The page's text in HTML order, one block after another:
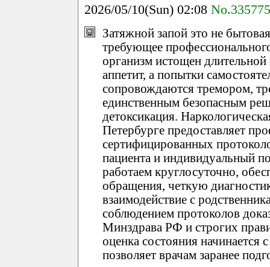
2026/05/10(Sun) 02:08 No.335775
Затяжной запой это не
требующее
организм истощен длительной
аппетит, а попытки
сопровождаются тремором,
единственным безопасным
детоксикация.
Петербурге предоставляет
сертифицированных
пациента и индивидуальный
работаем круглосуточно,
обращения, четкую
взаимодействие с
соблюдением протоколов
Минздрава РФ и строгих
оценка состояния начинается
позволяет врачам заранее